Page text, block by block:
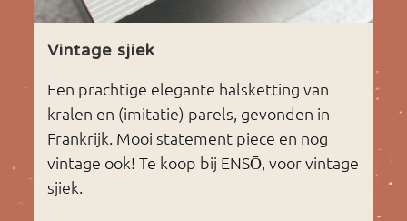
Vintage sjiek
Een prachtige elegante halsketting van
kralen en (imitatie) parels, gevonden in
Frankrijk. Mooi statement piece en nog
vintage ook! Te koop bij ENSŌ, voor vintage
sjiek.